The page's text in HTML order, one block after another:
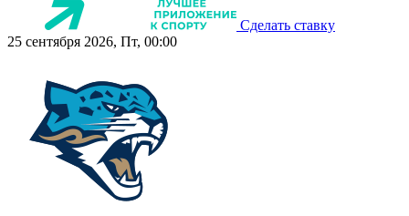
Сделать ставку
25 сентября 2026, Пт, 00:00